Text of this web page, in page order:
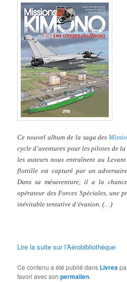
Ce nouvel album de la saga des
cycle d’aventures pour les pilotes de la
les auteurs nous entraînent au
flottille est capturé par un
Dans sa mésaventure, il a la
opérateur des Forces Spéciales, une
inévitable tentative d’évasion. (…)
Lire la suite sur l’Aérobibliothèque
Ce contenu a été publié dans Livres
favori avec sonpermalien.